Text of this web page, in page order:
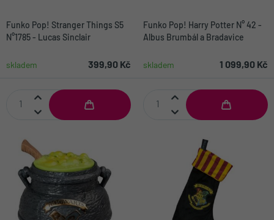
Funko Pop! Stranger Things S5
N°1785 - Lucas Sinclair
skladem 399,90 Kč
Funko Pop! Harry Potter N° 42 -
Albus Brumbál a Bradavice
skladem 1 099,90 Kč